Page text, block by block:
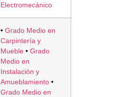
Electromecánico
• Grado Medio en
Carpintería y
Mueble • Grado
Medio en
Instalación y
Amueblamiento •
Grado Medio en